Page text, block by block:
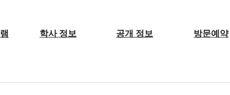
학사 정보 공개 정보 방문예약